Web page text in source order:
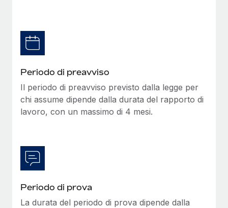
Periodo di preavviso
Il periodo di preavviso previsto dalla legge per
chi assume dipende dalla durata del rapporto di
lavoro, con un massimo di 4 mesi.
Periodo di prova
La durata del periodo di prova dipende dalla